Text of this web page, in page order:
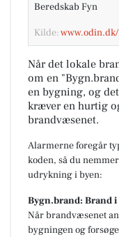
Beredskab Fyn
Kilde:
Når det lokale
om en
en bygning, og
kræver en hurtig
brandvæsenet.
Alarmerne foregår
koden, så du
udrykning i byen:
Bygn.brand: Brand
Når brandvæsenet
bygningen og